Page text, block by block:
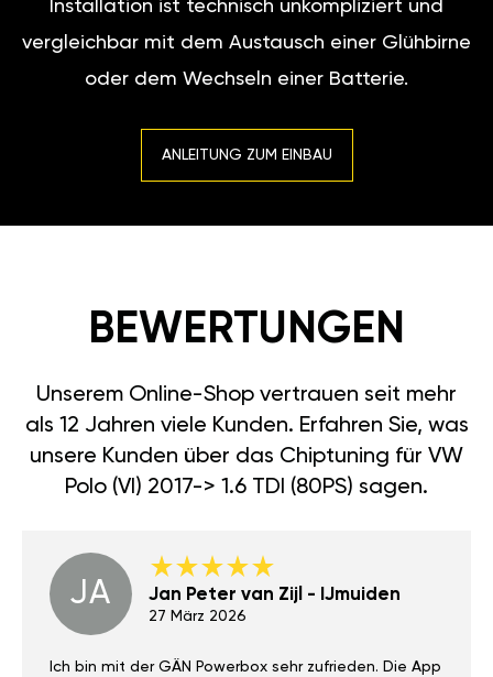
Installation ist technisch unkompliziert und
vergleichbar mit dem Austausch einer Glühbirne
oder dem Wechseln einer Batterie.
ANLEITUNG ZUM EINBAU
BEWERTUNGEN
Unserem Online-Shop vertrauen seit mehr
als 12 Jahren viele Kunden. Erfahren Sie, was
unsere Kunden über das Chiptuning für VW
Polo (VI) 2017-> 1.6 TDI (80PS) sagen.
JA Jan Peter van Zijl - IJmuiden
27 März 2026
Ich bin mit der GÄN Powerbox sehr zufrieden. Die App